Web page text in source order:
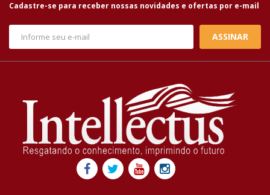
Cadastre-se para receber nossas novidades e ofertas por e-mail
ASSINAR